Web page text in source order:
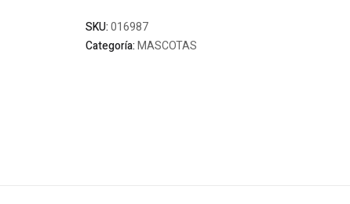
SKU:016987
Categoría:MASCOTAS